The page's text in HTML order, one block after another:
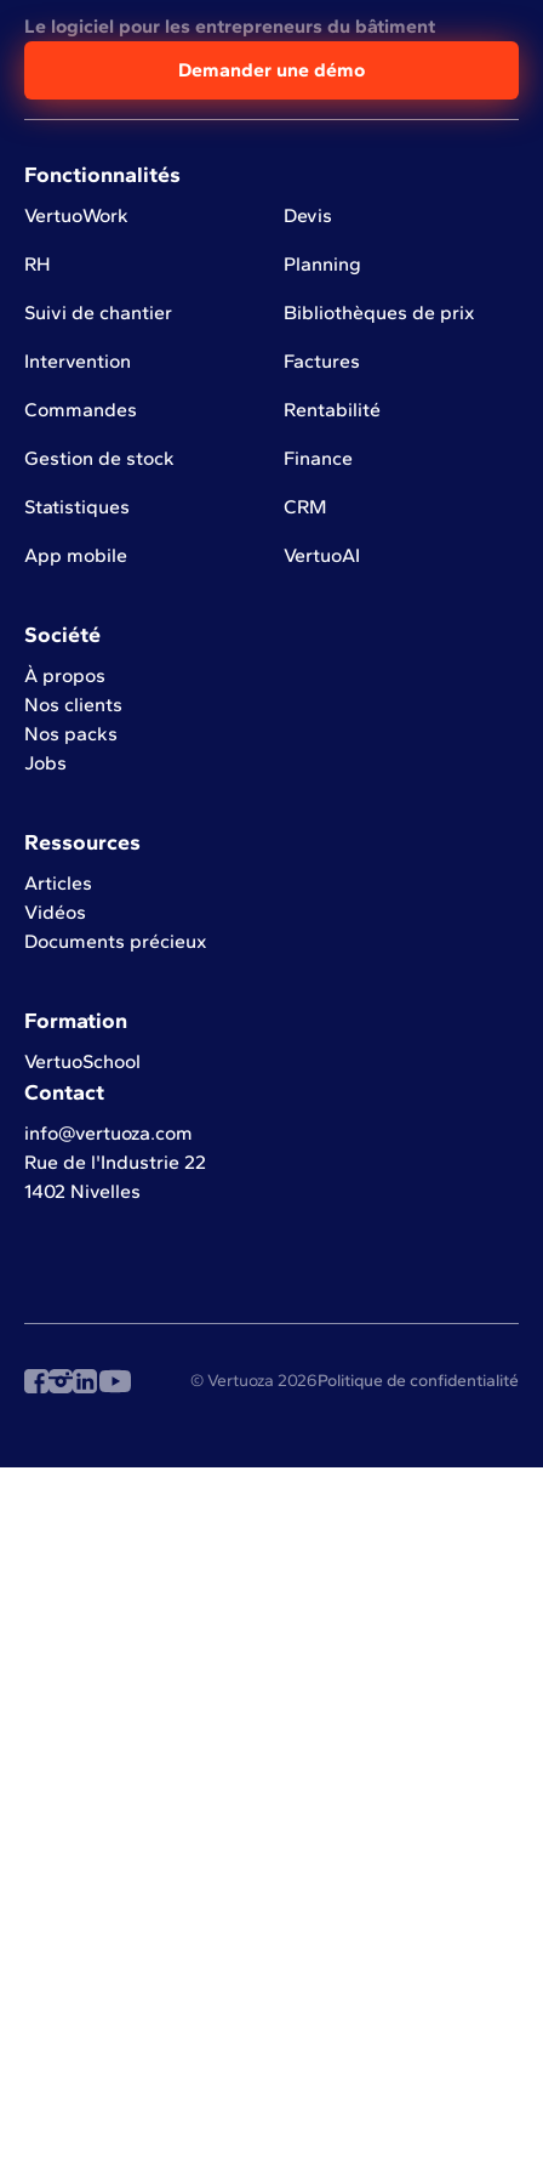
Le logiciel pour les entrepreneurs du bâtiment
Demander une démo
Fonctionnalités
VertuoWork Devis
RH Planning
Suivi de chantier Bibliothèques de prix
Intervention Factures
Commandes Rentabilité
Gestion de stock Finance
Statistiques CRM
App mobile VertuoAI
Société
À propos
Nos clients
Nos packs
Jobs
Ressources
Articles
Vidéos
Documents précieux
Formation
VertuoSchool
Contact
info@vertuoza.com
Rue de l'Industrie 22
1402 Nivelles
© Vertuoza 2026Politique de confidentialité